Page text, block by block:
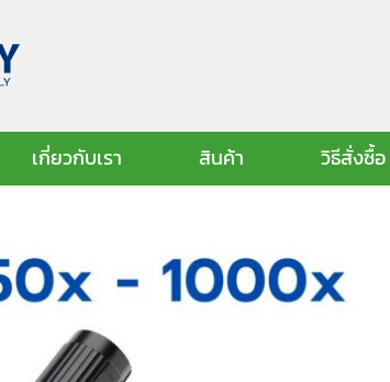
เกี่ยวกับเรา สินค้า วิธีสั่งซื้อ